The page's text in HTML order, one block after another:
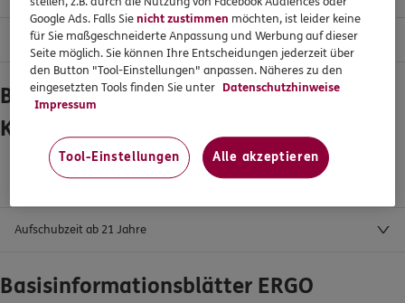
Aufschubzeit ab 21 Jahre
Basisinformationsblätter ERGO
Kidspolice Dynamik
Aufschubzeit ab 21 Jahre
Basisinformationsblätter ERGO
Google Ads. Falls Sienicht zustimmen möchten, ist leider keine
für Sie maßgeschneiderte Anpassung und Werbung auf dieser
Seite möglich. Sie können Ihre Entscheidungen jederzeit über
den Button "Tool-Einstellungen" anpassen. Näheres zu den
eingesetzten Tools finden Sie unter Datenschutzhinweise
Impressum
Tool-Einstellungen Alle akzeptieren